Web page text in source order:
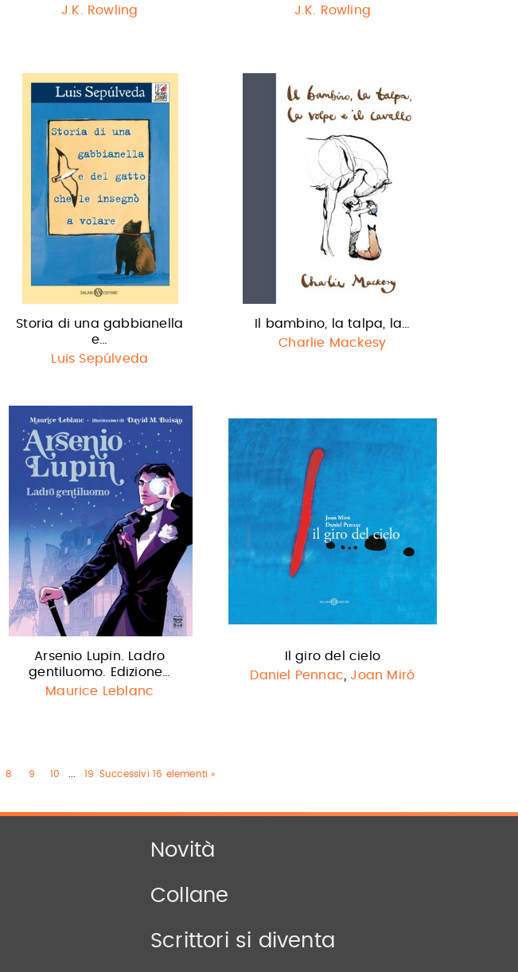
J.K. Rowling
J.K. Rowling
Storia di una gabbianella
e…
Luis Sepúlveda
Il bambino, la talpa, la…
Charlie Mackesy
Arsenio Lupin. Ladro
gentiluomo. Edizione…
Maurice Leblanc
Il giro del cielo
Daniel Pennac,Joan Miró
Successivi 16 elementi »
8 9 10 19
Novità
Collane
Scrittori si diventa